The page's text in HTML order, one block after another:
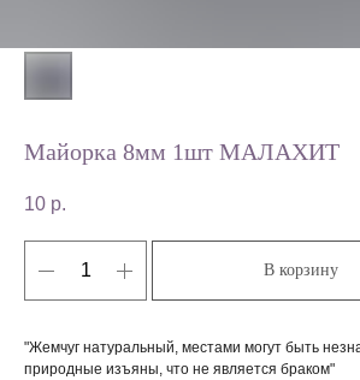
Майорка 8мм 1шт МАЛАХИТ
10 р.
В корзину
"Жемчуг натуральный, местами могут быть
природные изъяны, что не является браком"